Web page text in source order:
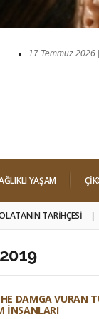
17 Temmuz 2026 |
29 Nisan
YAŞAM
TARIHÇESI
DAMGA VURAN
İNSANLARI